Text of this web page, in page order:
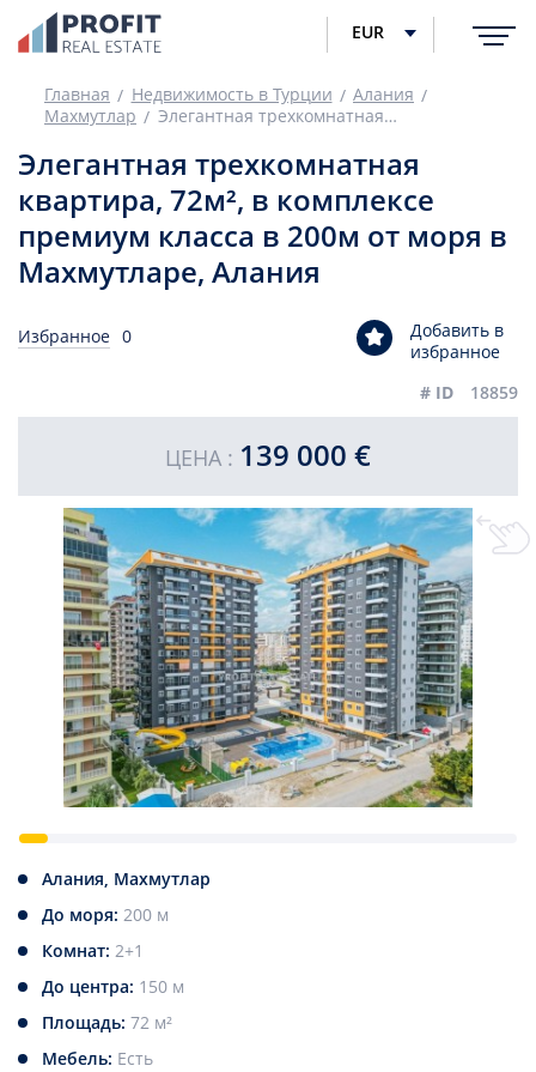
EUR
Главная Недвижимость в Турции
Алания
Махмутлар
Элегантная трехкомнатная квартира, 72м², в комплексе премиум класса в 200м от моря в Махмутларе, Алания
Элегантная трехкомнатная
квартира, 72м², в комплексе
премиум класса в 200м от моря в
Махмутларе, Алания
Избранное 0
Добавить в
избранное
# ID
18859
ЦЕНА : 139 000 €
Алания, Махмутлар
До моря: 200 м
Комнат: 2+1
До центра: 150 м
Площадь: 72 м²
Мебель: Есть